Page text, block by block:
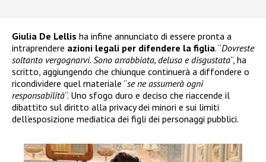
Giulia De Lellis ha infine annunciato di essere pronta a
intraprendere azioni legali per difendere la figlia. “Dovreste
soltanto vergognarvi. Sono arrabbiata, delusa e disgustata“, ha
scritto, aggiungendo che chiunque continuerà a diffondere o
ricondividere quel materiale “se ne assumerà ogni
responsabilità“. Uno sfogo duro e deciso che riaccende il
dibattito sul diritto alla privacy dei minori e sui limiti
dell’esposizione mediatica dei figli dei personaggi pubblici.